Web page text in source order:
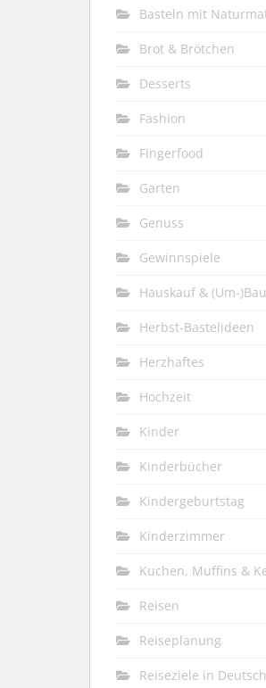
Basteln mit
Brot & Brötchen
Desserts
Fashion
Fingerfood
Garten
Genuss
Gewinnspiele
Hauskauf & (Um-)Bau
Herbst-Bastelideen
Herzhaftes
Hochzeit
Kinder
Kinderbücher
Kindergeburtstag
Kinderzimmer
Kuchen, Muffins &
Reisen
Reiseplanung
Reiseziele in